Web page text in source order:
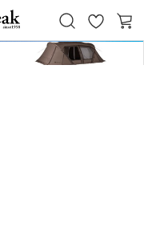
お
気
カ